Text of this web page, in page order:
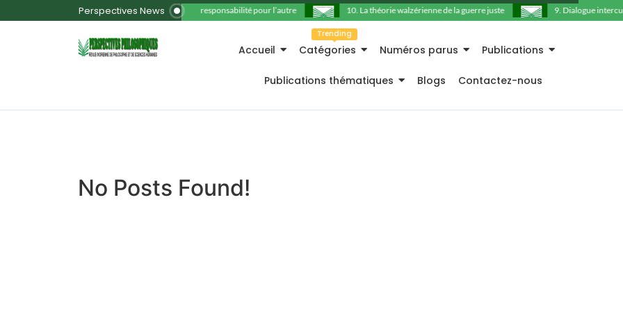
Perspectives News 11. La responsabilité pour l’autre 10. La théorie walzérienne de la guerre juste 9. Dialogue
Accueil Catégories
Trending
Numéros parus Publications
Publications thématiques Blogs Contactez-nous
No Posts Found!